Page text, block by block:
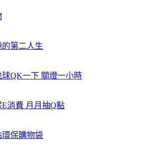
第二人生
QK一下 關燈一小時
消費 月月抽Q點
保購物袋